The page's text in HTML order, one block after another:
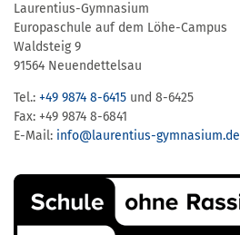
Laurentius-Gymnasium
Europaschule auf dem Löhe-Campus
Waldsteig 9
91564 Neuendettelsau
Tel.: +49 9874 8-6415 und 8-6425
Fax: +49 9874 8-6841
E-Mail: info@laurentius-gymnasium.de